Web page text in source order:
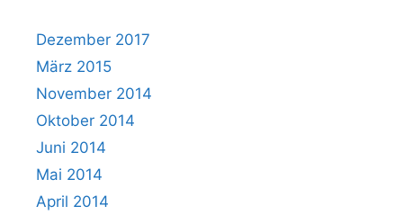
Dezember 2017
März 2015
November 2014
Oktober 2014
Juni 2014
Mai 2014
April 2014